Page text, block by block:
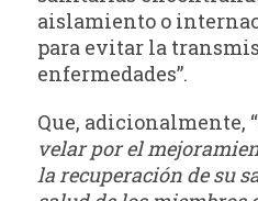
aislamiento o
para evitar la
enfermedades”.
Que, adicionalmente, “
velar por el
la recuperación de su